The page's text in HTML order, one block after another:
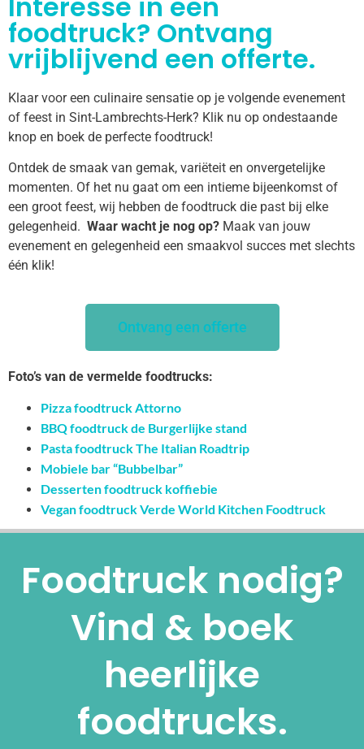
foodtruck? Ontvang
vrijblijvend een offerte.
Klaar voor een culinaire sensatie op je volgende evenement
of feest in Sint-Lambrechts-Herk? Klik nu op ondestaande
knop en boek de perfecte foodtruck!
Ontdek de smaak van gemak, variëteit en onvergetelijke
momenten. Of het nu gaat om een intieme bijeenkomst of
een groot feest, wij hebben de foodtruck die past bij elke
gelegenheid. Waar wacht je nog op? Maak van jouw
evenement en gelegenheid een smaakvol succes met slechts
één klik!
Ontvang een offerte
Foto’s van de vermelde foodtrucks:
Pizza foodtruck Attorno
BBQ foodtruck de Burgerlijke stand
Pasta foodtruck The Italian Roadtrip
Mobiele bar “Bubbelbar”
Desserten foodtruck koffiebie
Vegan foodtruck Verde World Kitchen Foodtruck
Foodtruck nodig?
Vind & boek
heerlijke
foodtrucks.